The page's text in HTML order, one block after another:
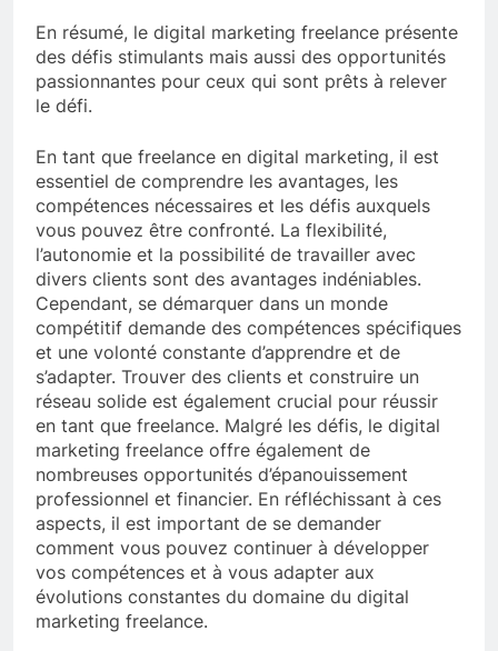
En résumé, le digital marketing freelance présente
des défis stimulants mais aussi des opportunités
passionnantes pour ceux qui sont prêts à relever
le défi.
En tant que freelance en digital marketing, il est
essentiel de comprendre les avantages, les
compétences nécessaires et les défis auxquels
vous pouvez être confronté. La flexibilité,
l’autonomie et la possibilité de travailler avec
divers clients sont des avantages indéniables.
Cependant, se démarquer dans un monde
compétitif demande des compétences spécifiques
et une volonté constante d’apprendre et de
s’adapter. Trouver des clients et construire un
réseau solide est également crucial pour réussir
en tant que freelance. Malgré les défis, le digital
marketing freelance offre également de
nombreuses opportunités d’épanouissement
professionnel et financier. En réfléchissant à ces
aspects, il est important de se demander
comment vous pouvez continuer à développer
vos compétences et à vous adapter aux
évolutions constantes du domaine du digital
marketing freelance.